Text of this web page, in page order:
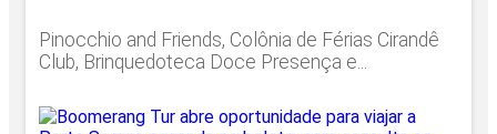
Pinocchio and Friends, Colônia de Férias Cirandê
Club, Brinquedoteca Doce Presença e...